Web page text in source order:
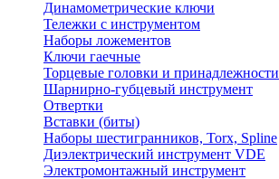
Динамометрические ключи
Тележки с инструментом
Наборы ложементов
Ключи гаечные
Торцевые головки и принадлежности
Шарнирно-губцевый инструмент
Отвертки
Вставки (биты)
Наборы шестигранников, Torx, Spline
Диэлектрический инструмент VDE
Электромонтажный инструмент